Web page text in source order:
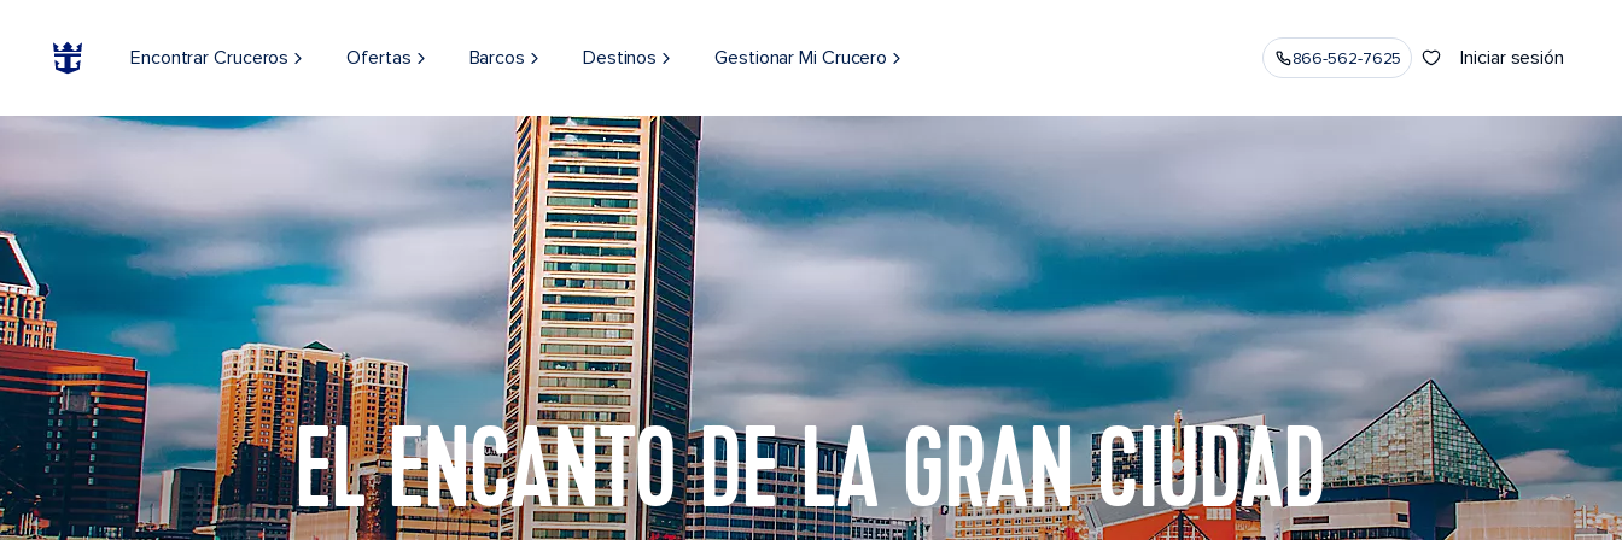
Encontrar Cruceros Ofertas Barcos Destinos Gestionar Mi Crucero 866-562-7625 Iniciar sesión
EL ENCANTO DE LA GRAN CIUDAD